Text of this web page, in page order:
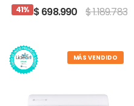
41% $ 698.990 $ 1.189.783
MÁS VENDIDO